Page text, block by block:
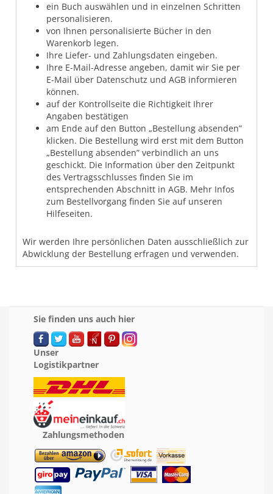
ein Buch auswählen und in einzelnen Schritten
personalisieren.
von Ihnen personalisierte Bücher in den
Warenkorb legen.
Ihre Liefer- und Zahlungsdaten eingeben.
Ihre E-Mail-Adresse angeben, damit wir Sie per
E-Mail über Datenschutz und AGB informieren
können.
auf der Kontrollseite die Richtigkeit Ihrer
Angaben bestätigen
am Ende auf den Button „Bestellung absenden”
klicken. Die Bestellung wird erst mit dem Button
„Bestellung absenden” verbindlich an uns
geschickt. Die Information über den Zeitpunkt
des Vertragsschlusses finden Sie im
entsprechenden Abschnitt in AGB. Mehr Infos
zum Bestellvorgang finden Sie auf unseren
Hilfeseiten.
Wir werden Ihre persönlichen Daten ausschließlich zur
Abwicklung der Bestellung erfragen und verwenden.
Sie finden uns auch hier
Unser
Logistikpartner
Zahlungsmethoden